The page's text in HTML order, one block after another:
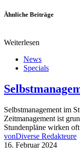
Ähnliche Beiträge
Weiterlesen
News
Specials
Selbstmanagement im
Zeitmanagement ist
Stundenpläne wirken
vonDiverse Redakteure
16. Februar 2024